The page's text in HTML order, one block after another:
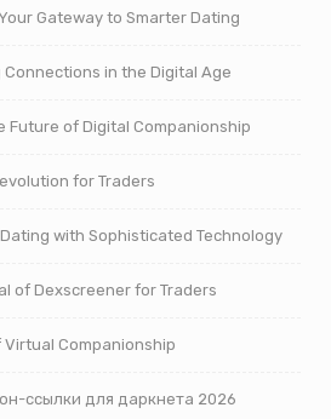
Gateway to Smarter Dating
Connections in the Digital Age
Future of Digital Companionship
for Traders
with Sophisticated Technology
of Dexscreener for Traders
Virtual Companionship
ссылки для даркнета 2026